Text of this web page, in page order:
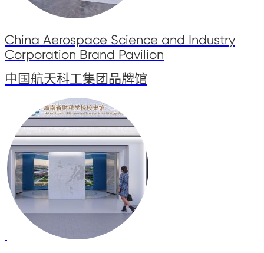
China Aerospace Science and Industry
Corporation Brand Pavilion
中国航天科工集团品牌馆